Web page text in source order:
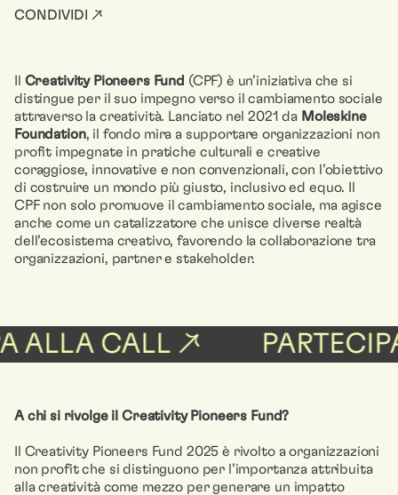
CONDIVIDI ↗
Creativity Pioneers Fund (CPF) è un’iniziativa che si
distingue per il suo impegno verso il cambiamento sociale
attraverso la creatività. Lanciato nel 2021 da Moleskine
Foundation, il fondo mira a supportare organizzazioni non
profit impegnate in pratiche culturali e creative
coraggiose, innovative e non convenzionali, con l’obiettivo
di costruire un mondo più giusto, inclusivo ed equo. Il
CPF non solo promuove il cambiamento sociale, ma agisce
anche come un catalizzatore che unisce diverse realtà
dell’ecosistema creativo, favorendo la collaborazione tra
organizzazioni, partner e stakeholder.
ALLA CALL ↗
A chi si rivolge il Creativity Pioneers Fund?
Il Creativity Pioneers Fund 2025 è rivolto a organizzazioni
non profit che si distinguono per l’importanza attribuita
alla creatività come mezzo per generare un impatto